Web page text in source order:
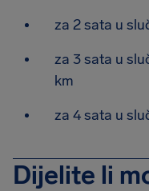
za 2 sata u
za 3 sata u
km
za 4 sata u
Dijelite li